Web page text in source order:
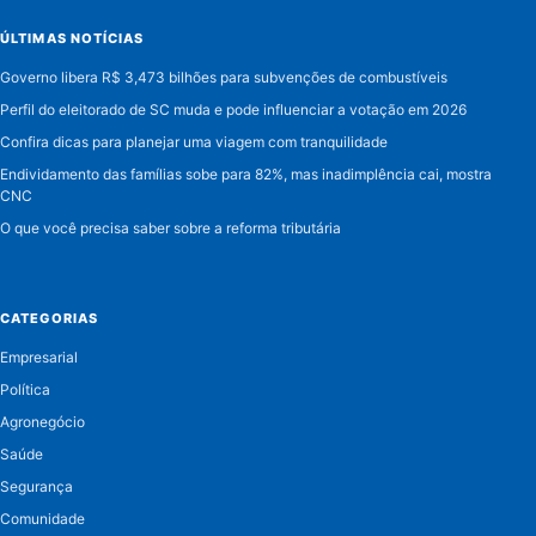
ÚLTIMAS NOTÍCIAS
Governo libera R$ 3,473 bilhões para subvenções de combustíveis
Perfil do eleitorado de SC muda e pode influenciar a votação em 2026
Confira dicas para planejar uma viagem com tranquilidade
Endividamento das famílias sobe para 82%, mas inadimplência cai, mostra
CNC
O que você precisa saber sobre a reforma tributária
CATEGORIAS
Empresarial
Política
Agronegócio
Saúde
Segurança
Comunidade